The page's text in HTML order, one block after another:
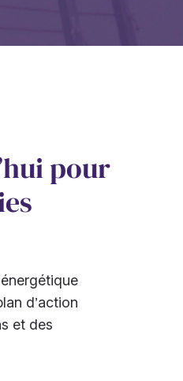
pour
d’action
et des